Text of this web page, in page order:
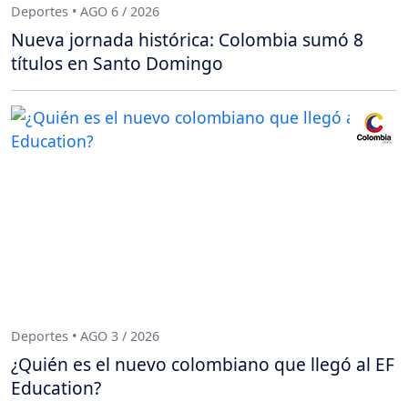
Deportes • AGO 6 / 2026
Nueva jornada histórica: Colombia sumó 8
títulos en Santo Domingo
Deportes • AGO 3 / 2026
¿Quién es el nuevo colombiano que llegó al EF
Education?